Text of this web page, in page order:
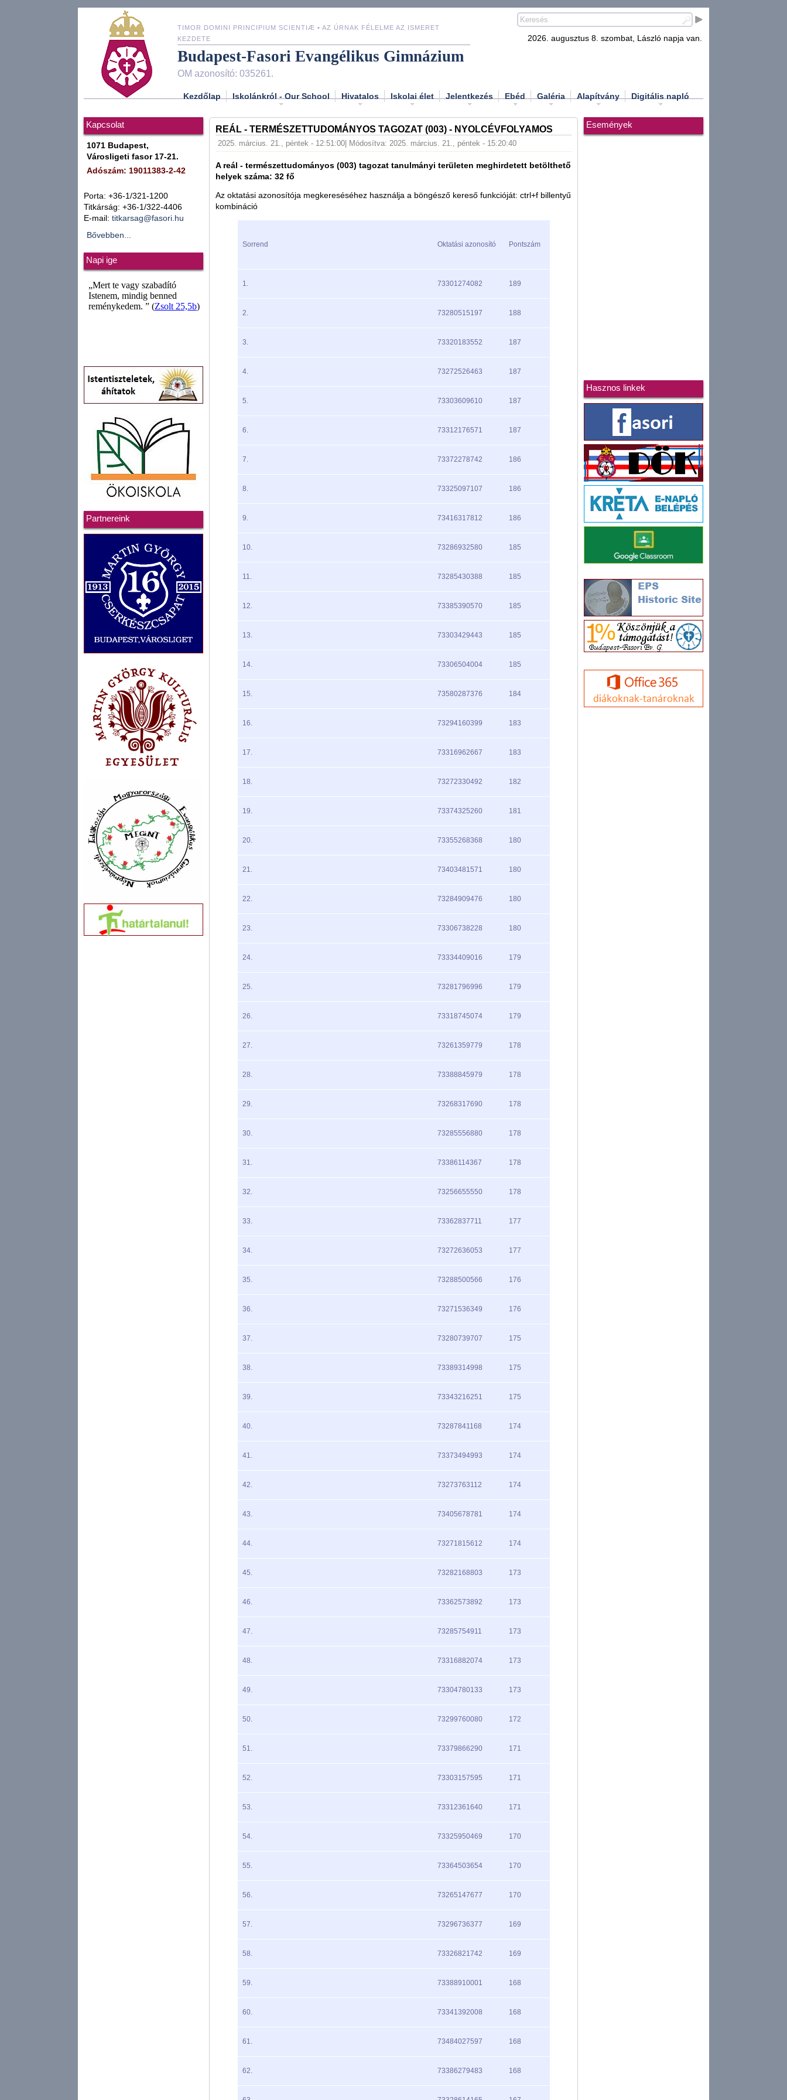
TIMOR DOMINI PRINCIPIUM SCIENTIÆ • AZ ÚRNAK FÉLELME AZ ISMERET
KEZDETE
Budapest-Fasori Evangélikus Gimnázium
OM azonosító: 035261.
2026. augusztus 8. szombat, László napja van.
Kezdőlap Iskolánkról - Our School Hivatalos Iskolai élet Jelentkezés Ebéd Galéria Alapítvány Digitális napló
Kapcsolat
1071 Budapest,
Városligeti fasor 17-21.
Adószám: 19011383-2-42
Porta: +36-1/321-1200
Titkárság: +36-1/322-4406
E-mail: titkarsag@fasori.hu
Bővebben...
Napi ige
Partnereink
REÁL - TERMÉSZETTUDOMÁNYOS TAGOZAT (003) - NYOLCÉVFOLYAMOS
2025. március. 21., péntek - 12:51:00 | Módosítva: 2025. március. 21., péntek - 15:20:40
A reál - természettudományos (003) tagozat tanulmányi területen meghirdetett betölthető
helyek száma: 32 fő
Az oktatási azonosítója megkereséséhez használja a böngésző kereső funkcióját: ctrl+f billentyű
kombináció
Sorrend Oktatási azonosító Pontszám
1. 73301274082 189
2. 73280515197 188
3. 73320183552 187
4. 73272526463 187
5. 73303609610 187
6. 73312176571 187
7. 73372278742 186
8. 73325097107 186
9. 73416317812 186
10. 73286932580 185
11. 73285430388 185
12. 73385390570 185
13. 73303429443 185
14. 73306504004 185
15. 73580287376 184
16. 73294160399 183
17. 73316962667 183
18. 73272330492 182
19. 73374325260 181
20. 73355268368 180
21. 73403481571 180
22. 73284909476 180
23. 73306738228 180
24. 73334409016 179
25. 73281796996 179
26. 73318745074 179
27. 73261359779 178
28. 73388845979 178
29. 73268317690 178
30. 73285556880 178
31. 73386114367 178
32. 73256655550 178
33. 73362837711 177
34. 73272636053 177
35. 73288500566 176
36. 73271536349 176
37. 73280739707 175
38. 73389314998 175
39. 73343216251 175
40. 73287841168 174
41. 73373494993 174
42. 73273763112 174
43. 73405678781 174
44. 73271815612 174
45. 73282168803 173
46. 73362573892 173
47. 73285754911 173
48. 73316882074 173
49. 73304780133 173
50. 73299760080 172
51. 73379866290 171
52. 73303157595 171
53. 73312361640 171
54. 73325950469 170
55. 73364503654 170
56. 73265147677 170
57. 73296736377 169
58. 73326821742 169
59. 73388910001 168
60. 73341392008 168
61. 73484027597 168
62. 73386279483 168
Események
Hasznos linkek